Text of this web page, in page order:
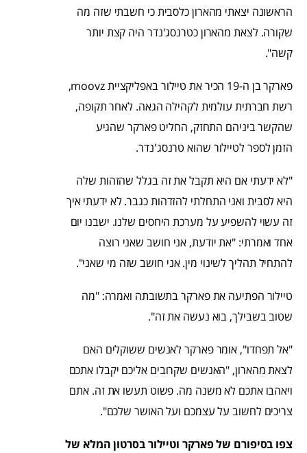
הראשונה יצאתי מהארון כלסבית כי חשבתי שזה מה
שקורה. לצאת מהארון כטרנסג'נדר היה קצת יותר
קשה".
פארקר בן ה-19 הכיר את טיילור באפליקציית moovz,
רשת חברתית עולמית לקהילה הגאה. לאחר תקופה,
שהקשר ביניהם התחזק, החליט פארקר שהגיע
הזמן לספר לטיילור שהוא טרנסג'נדר.
"לא ידעתי אם היא תקבל את זה בגלל שהזהות שלה
היא לסבית ואני התחלתי להזדהות כגבר. לא ידעתי איך
זה עשוי להשפיע על מערכת היחסים שלנו. ישבנו יום
אחד ואמרתי: "את יודעת, אני חושב שאני רוצה
להתחיל תהליך לשינוי מין. אני חושב שזה מי שאני".
טיילור הפתיעה את פארקר בתשובתה ואמרה: "מה
שטוב בשבילך, בוא נעשה את זה".
"אל תפחדו", אומר פארקר לאנשים ששוקלים האם
לצאת מהארון, "האנשים שקרובים אליכם יקבלו אתכם
ויאהבו אתכם לא משנה מה. פשוט תעשו את זה. אתם
צריכים לחשוב על עצמכם ועל האושר שלכם".
צפו בסיפורם של פארקר וטיילור בסרטון המלא של